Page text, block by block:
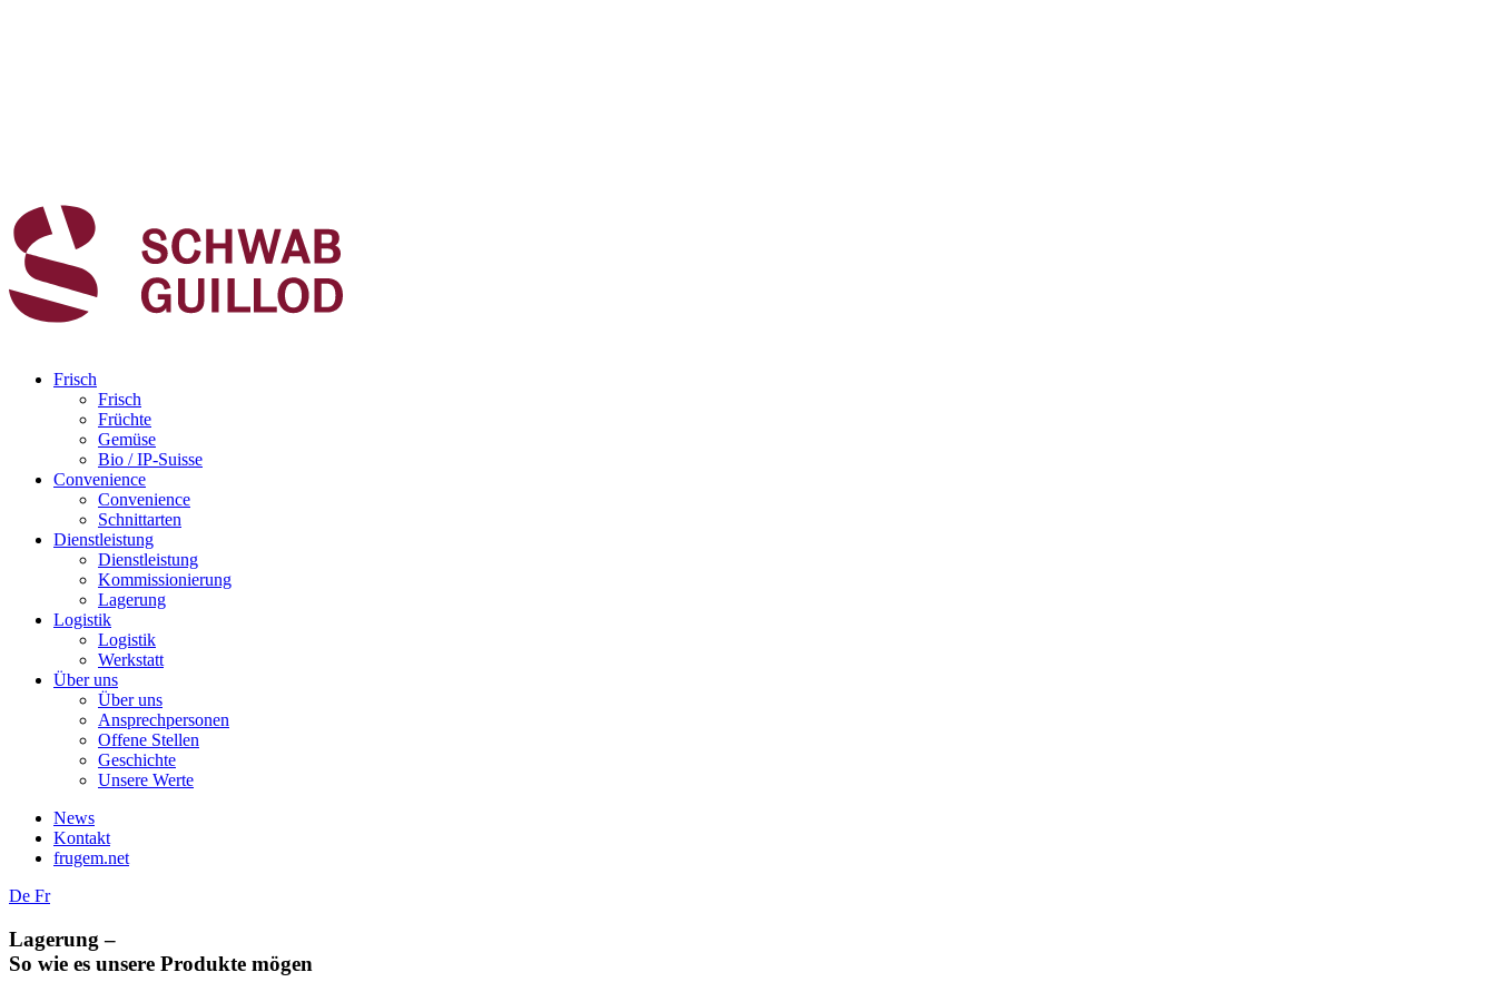
Frisch
Frisch
Früchte
Gemüse
Bio / IP-Suisse
Convenience
Convenience
Schnittarten
Dienstleistung
Dienstleistung
Kommissionierung
Lagerung
Logistik
Logistik
Werkstatt
Über uns
Über uns
Ansprechpersonen
Offene Stellen
Geschichte
Unsere Werte
News
Kontakt
frugem.net
De Fr
Lagerung –
So wie es unsere Produkte mögen